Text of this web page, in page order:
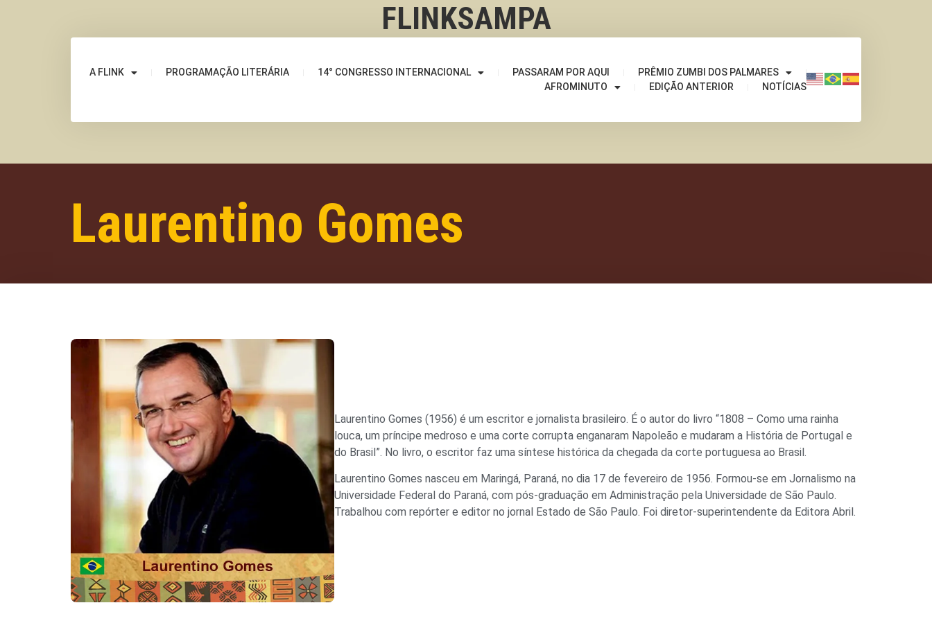
FLINKSAMPA
A FLINK PROGRAMAÇÃO LITERÁRIA 14° CONGRESSO INTERNACIONAL PASSARAM POR AQUI
PRÊMIO ZUMBI DOS PALMARES
AFROMINUTO
EDIÇÃO ANTERIOR NOTÍCIAS
Laurentino Gomes
Laurentino Gomes (1956) é um escritor e jornalista brasileiro. É o autor do livro “1808 – Como uma rainha
louca, um príncipe medroso e uma corte corrupta enganaram Napoleão e mudaram a História de Portugal e
do Brasil”. No livro, o escritor faz uma síntese histórica da chegada da corte portuguesa ao Brasil.
Laurentino Gomes nasceu em Maringá, Paraná, no dia 17 de fevereiro de 1956. Formou-se em Jornalismo na
Universidade Federal do Paraná, com pós-graduação em Administração pela Universidade de São Paulo.
Trabalhou com repórter e editor no jornal Estado de São Paulo. Foi diretor-superintendente da Editora Abril.